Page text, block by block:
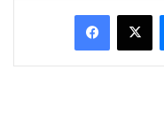
Facebook
X